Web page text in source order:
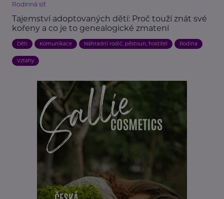
Rodinná síť
Tajemství adoptovaných dětí: Proč touží znát své
kořeny a co je to genealogické zmatení
Děti Komunikace Náhradní rodič, pěstoun, hostitel Rodina
Vztahy